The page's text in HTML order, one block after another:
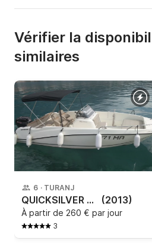
Vérifier la
similaires
6 · TURANJ
QUICKSILVER - Activ 555 Open (2013)
À partir de 260 € par jour
3